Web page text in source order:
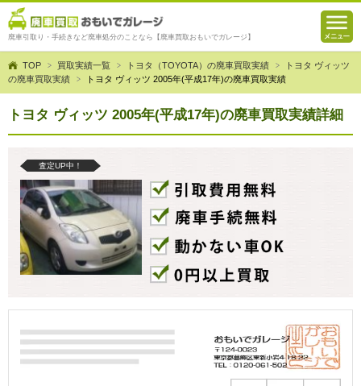
廃車引取り・手続きなど廃車処分のことなら【廃車買取おもいでガレージ】
TOP 買取実績一覧 トヨタ（TOYOTA）の廃車買取実績
トヨタ ヴィッツ
の廃車買取実績
トヨタ ヴィッツ 2005年(平成17年)の廃車買取実績
トヨタ ヴィッツ 2005年(平成17年)の廃車買取実績詳細
査定UP中！